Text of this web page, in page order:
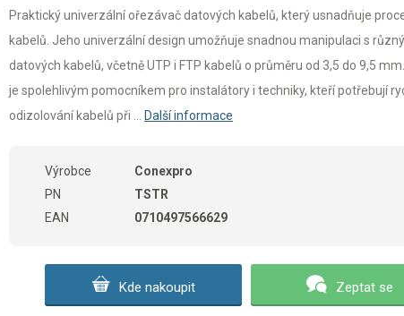
Praktický univerzální ořezávač datových kabelů, který usnadňuje
kabelů. Jeho univerzální design umožňuje snadnou manipulaci s
datových kabelů, včetně UTP i FTP kabelů o průměru od 3,5 do 9,5
je spolehlivým pomocníkem pro instalátory i techniky, kteří potřebují
odizolování kabelů při ...
Další informace
Výrobce
Conexpro
PN
TSTR
EAN
0710497566629
Kde nakoupit Zeptat se